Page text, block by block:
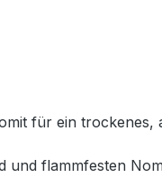
für ein trockenes,
und flammfesten